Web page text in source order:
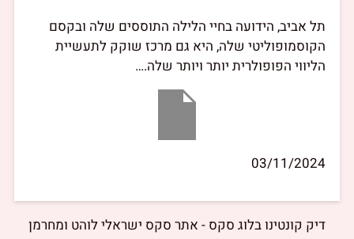
תל אביב, הידועה בחיי הלילה התוססים שלה ובקסם
הקוסמופוליטי שלה, היא גם מרכז שוקק לתעשיית
הליווי הפופולרית יותר ויותר שלה.…
03/11/2024
דיק קונטינו בלוג סקס - אתר סקס ישראלי לוהט ומחרמן